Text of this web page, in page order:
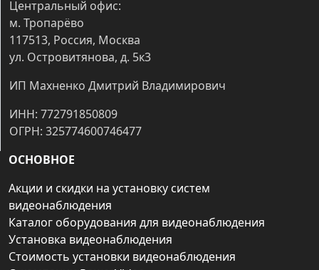
Центральный офис:
м. Тропарёво
117513, Россия, Москва
ул. Островитянова, д. 5к3
ИП Махненко Дмитрий Владимирович
ИНН: 772791850809
ОГРН: 325774600746477
ОСНОВНОЕ
Акции и скидки на установку систем
видеонаблюдения
Каталог оборудования для видеонаблюдения
Установка видеонаблюдения
Стоимость установки видеонаблюдения